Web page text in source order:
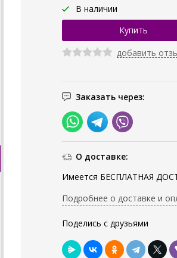
В наличии
добавить
Заказать через:
О доставке:
Имеется БЕСПЛАТНАЯ
Подробнее о доставке и
Поделись с друзьями